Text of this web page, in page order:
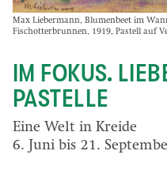
Max Liebermann, Blumenbeet im
Fischotterbrunnen, 1919, Pastell auf
6. Juni bis 21.
IM FOKUS.
PASTELLE
Eine Welt in Kreide